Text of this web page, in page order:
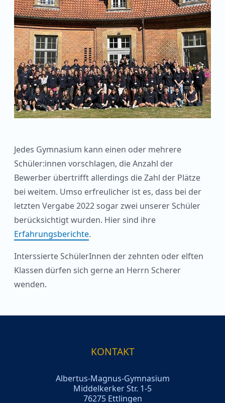
Jedes Gymnasium kann einen oder mehrere
Schüler:innen vorschlagen, die Anzahl der
Bewerber übertrifft allerdings die Zahl der Plätze
bei weitem. Umso erfreulicher ist es, dass bei der
letzten Vergabe 2022 sogar zwei unserer Schüler
berücksichtigt wurden. Hier sind ihre
Erfahrungsberichte.
Interssierte SchülerInnen der zehnten oder elften
Klassen dürfen sich gerne an Herrn Scherer
wenden.
KONTAKT
Albertus-Magnus-Gymnasium
Middelkerker Str. 1-5
76275 Ettlingen